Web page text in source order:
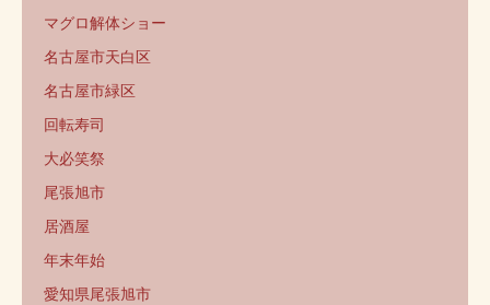
マグロ解体ショー
名古屋市天白区
名古屋市緑区
回転寿司
大必笑祭
尾張旭市
居酒屋
年末年始
愛知県尾張旭市